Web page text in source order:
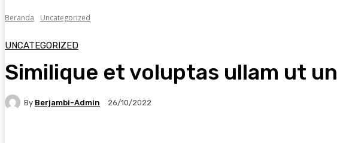
Beranda Uncategorized
UNCATEGORIZED
Similique et voluptas ullam ut
By Berjambi-Admin 26/10/2022